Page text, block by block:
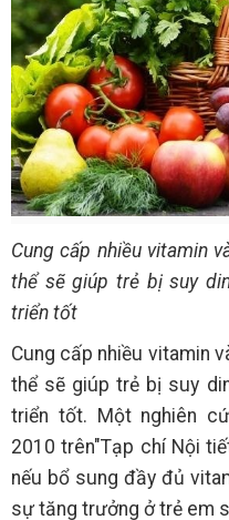
Cung cấp nhiều vitamin
thể sẽ giúp trẻ bị suy
triển tốt
Cung cấp nhiều vitamin
thể sẽ giúp trẻ bị suy
triển tốt. Một nghiên
2010 trên"Tạp chí Nội
nếu bổ sung đầy đủ
sự tăng trưởng ở trẻ em